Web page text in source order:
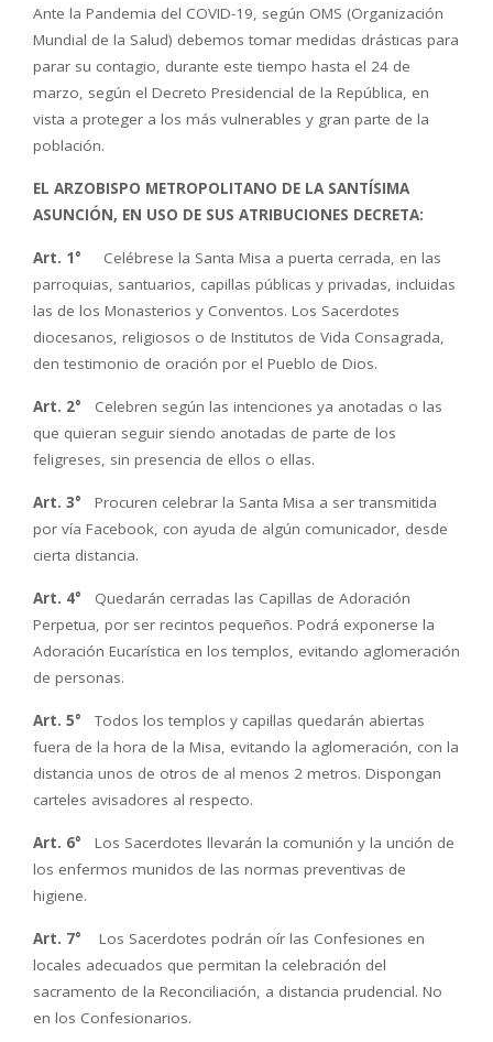
Ante la Pandemia del COVID-19, según OMS (Organización
Mundial de la Salud) debemos tomar medidas drásticas para
parar su contagio, durante este tiempo hasta el 24 de
marzo, según el Decreto Presidencial de la República, en
vista a proteger a los más vulnerables y gran parte de la
población.
EL ARZOBISPO METROPOLITANO DE LA SANTÍSIMA
ASUNCIÓN, EN USO DE SUS ATRIBUCIONES DECRETA:
Art. 1° Celébrese la Santa Misa a puerta cerrada, en las
parroquias, santuarios, capillas públicas y privadas, incluidas
las de los Monasterios y Conventos. Los Sacerdotes
diocesanos, religiosos o de Institutos de Vida Consagrada,
den testimonio de oración por el Pueblo de Dios.
Art. 2° Celebren según las intenciones ya anotadas o las
que quieran seguir siendo anotadas de parte de los
feligreses, sin presencia de ellos o ellas.
Art. 3° Procuren celebrar la Santa Misa a ser transmitida
por vía Facebook, con ayuda de algún comunicador, desde
cierta distancia.
Art. 4° Quedarán cerradas las Capillas de Adoración
Perpetua, por ser recintos pequeños. Podrá exponerse la
Adoración Eucarística en los templos, evitando aglomeración
de personas.
Art. 5° Todos los templos y capillas quedarán abiertas
fuera de la hora de la Misa, evitando la aglomeración, con la
distancia unos de otros de al menos 2 metros. Dispongan
carteles avisadores al respecto.
Art. 6° Los Sacerdotes llevarán la comunión y la unción de
los enfermos munidos de las normas preventivas de
higiene.
Art. 7° Los Sacerdotes podrán oír las Confesiones en
locales adecuados que permitan la celebración del
sacramento de la Reconciliación, a distancia prudencial. No
en los Confesionarios.